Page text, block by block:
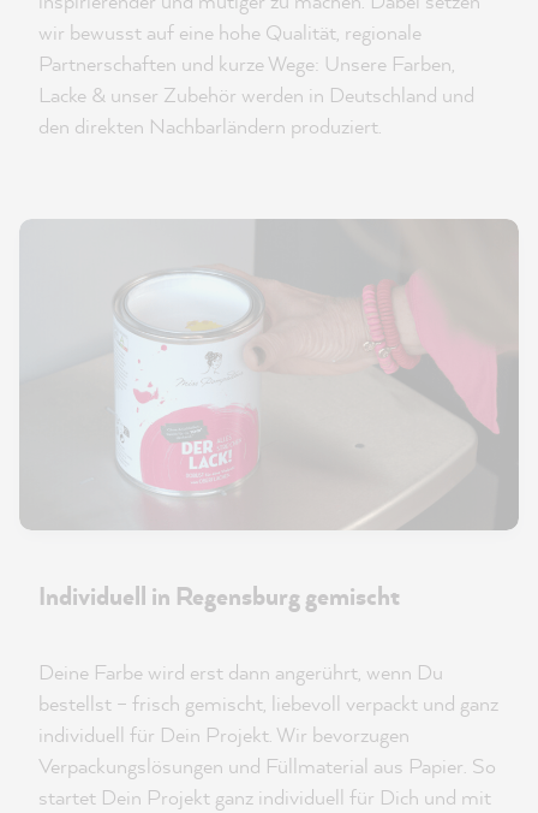
wir bewusst auf eine hohe Qualität, regionale
Partnerschaften und kurze Wege: Unsere Farben,
Lacke & unser Zubehör werden in Deutschland und
den direkten Nachbarländern produziert.
Individuell in Regensburg gemischt
Deine Farbe wird erst dann angerührt, wenn Du
bestellst – frisch gemischt, liebevoll verpackt und ganz
individuell für Dein Projekt. Wir bevorzugen
Verpackungslösungen und Füllmaterial aus Papier. So
startet Dein Projekt ganz individuell für Dich und mit